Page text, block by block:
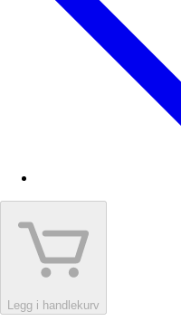
Legg i handlekurv